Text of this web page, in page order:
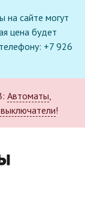
на сайте могут
цена будет
+7 926
Автоматы,
!